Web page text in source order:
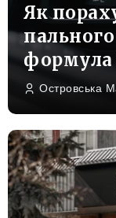
Як
формула
Островська